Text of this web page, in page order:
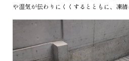
や湿気が伝わりにくくするとともに、凍